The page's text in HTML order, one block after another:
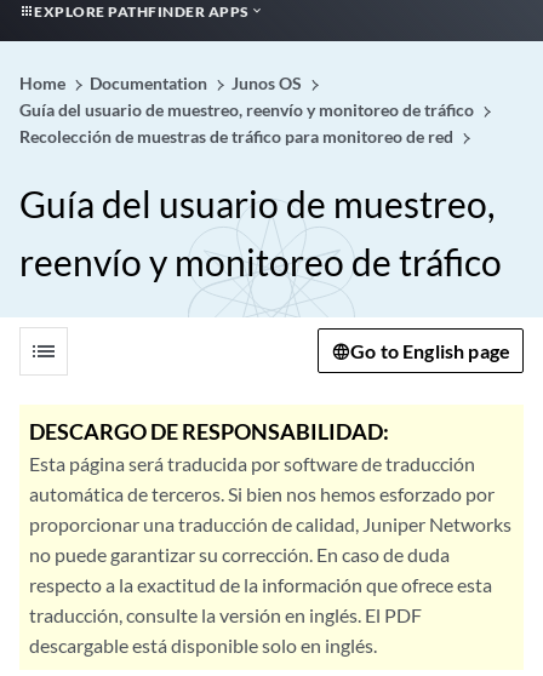
EXPLORE PATHFINDER APPS
Home Documentation
Junos OS
Guía del usuario de muestreo, reenvío y monitoreo de tráfico
Recolección de muestras de tráfico para monitoreo de red
Guía del usuario de muestreo,
reenvío y monitoreo de tráfico
list Go to English page
DESCARGO DE RESPONSABILIDAD:
Esta página será traducida por software de traducción
automática de terceros. Si bien nos hemos esforzado por
proporcionar una traducción de calidad, Juniper Networks
no puede garantizar su corrección. En caso de duda
respecto a la exactitud de la información que ofrece esta
traducción, consulte la versión en inglés. El PDF
descargable está disponible solo en inglés.